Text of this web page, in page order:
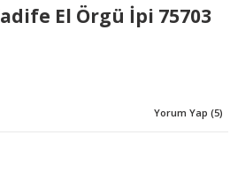
El Örgü İpi 75703
Yorum Yap (5)